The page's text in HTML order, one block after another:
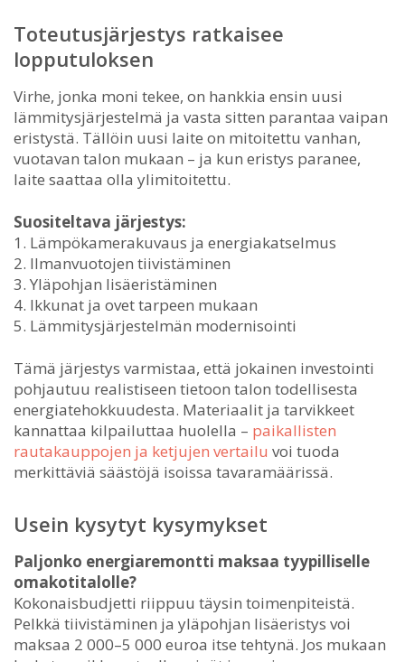
Toteutusjärjestys ratkaisee
lopputuloksen
Virhe, jonka moni tekee, on hankkia ensin uusi
lämmitysjärjestelmä ja vasta sitten parantaa vaipan
eristystä. Tällöin uusi laite on mitoitettu vanhan,
vuotavan talon mukaan – ja kun eristys paranee,
laite saattaa olla ylimitoitettu.
Suositeltava järjestys:
1. Lämpökamerakuvaus ja energiakatselmus
2. Ilmanvuotojen tiivistäminen
3. Yläpohjan lisäeristäminen
4. Ikkunat ja ovet tarpeen mukaan
5. Lämmitysjärjestelmän modernisointi
Tämä järjestys varmistaa, että jokainen investointi
pohjautuu realistiseen tietoon talon todellisesta
energiatehokkuudesta. Materiaalit ja tarvikkeet
kannattaa kilpailuttaa huolella – paikallisten
rautakauppojen ja ketjujen vertailu voi tuoda
merkittäviä säästöjä isoissa tavaramäärissä.
Usein kysytyt kysymykset
Paljonko energiaremontti maksaa tyypilliselle
omakotitalolle?
Kokonaisbudjetti riippuu täysin toimenpiteistä.
Pelkkä tiivistäminen ja yläpohjan lisäeristys voi
maksaa 2 000–5 000 euroa itse tehtynä. Jos mukaan